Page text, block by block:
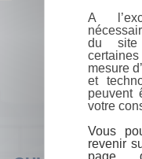
A
du
mesure
et
peuvent
votre
Vous
revenir
page